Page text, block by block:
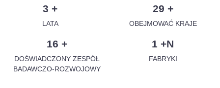
3 +
LATA
29 +
OBEJMOWAĆ KRAJE
16 +
DOŚWIADCZONY ZESPÓŁ
BADAWCZO-ROZWOJOWY
1 +N
FABRYKI